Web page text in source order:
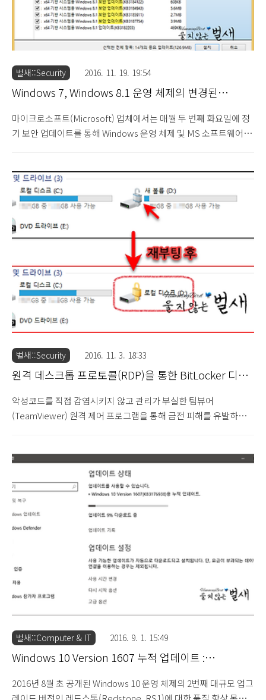
벌새::Security 2016. 11. 19. 19:54
Windows 7, Windows 8.1 운영 체제의 변경된
마이크로소프트(Microsoft) 업체에서는 매월 두 번째 화요일에 정
기 보안 업데이트를 통해 Windows 운영 체제 및 MS 소프트웨어에
Windows 7 운영 체제용 KB3125574 통합 패치 공식 제공
(2016.5.20) 하지만 Windows 7, Windows 8.1 운영 체제의 경우 출
시된지 오래된 점과 보안 업데이트 배포 방식이 Windows 10 운영
체제와는 다르게 각각의 패치로 제공하는 문제로 누적된 패치가 엄
청 많은게 사실입니다. More on Windows 7 and Windows 8.1
벌새::Security 2016. 11. 3. 18:33
원격 데스크톱 프로토콜(RDP)을 통한 BitLocker 디스
(2016.11.3)
악성코드를 직접 감염시키지 않고 관리가 부실한 팀뷰어
(TeamViewer) 원격 제어 프로그램을 통해 금전 피해를 유발하는
은 원격 제어 프로그램을 설치하지 않은 환경에서도 Windows 운영
체제에 기본적으로 내장된 원격 데스크톱 프로토콜(Remote
Desktop Protocol, RDP)을 통해 접근하여 디스크 암호화를 통해
금전을 요구하는 랜섬(Ransom) 행위가 확인되어 간단하게 살펴보
도록 하겠습니다. 우선 원격 데스크톱 프로토콜(Remote Desktop
Protocol, RDP)은 외부에서 원격 접속이 가능하도록 지원하는 기
벌새::Computer & IT 2016. 9. 1. 15:49
Windows 10 Version 1607 누적 업데이트 :
2016년 8월 초 공개된 Windows 10 운영 체제의 2번째 대규모 업그